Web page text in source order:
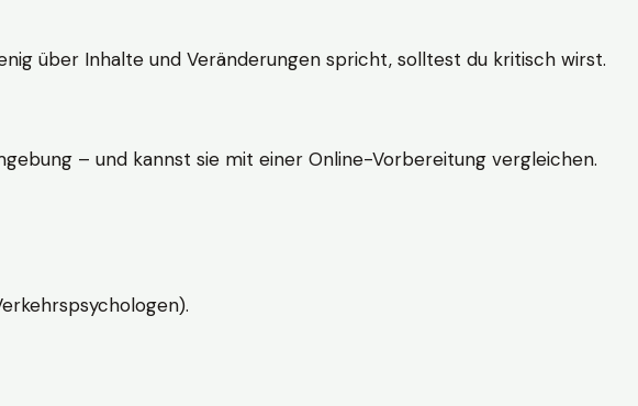
über Inhalte und Veränderungen spricht, solltest du kritisch wirst.
– und kannst sie mit einer Online-Vorbereitung vergleichen.